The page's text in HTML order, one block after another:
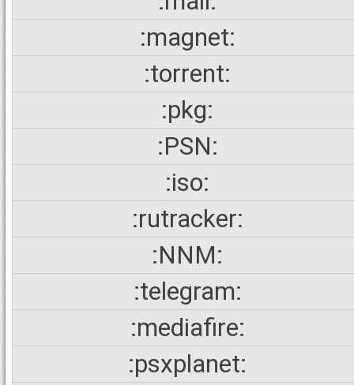
:magnet:
:torrent:
:pkg:
:PSN:
:iso:
:rutracker:
:NNM:
:telegram:
:mediafire:
:psxplanet: